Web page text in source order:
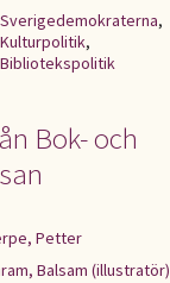
Sverigedemokraterna,
Kulturpolitik,
Bibliotekspolitik
Bok- och
Petter
Balsam (illustratör)